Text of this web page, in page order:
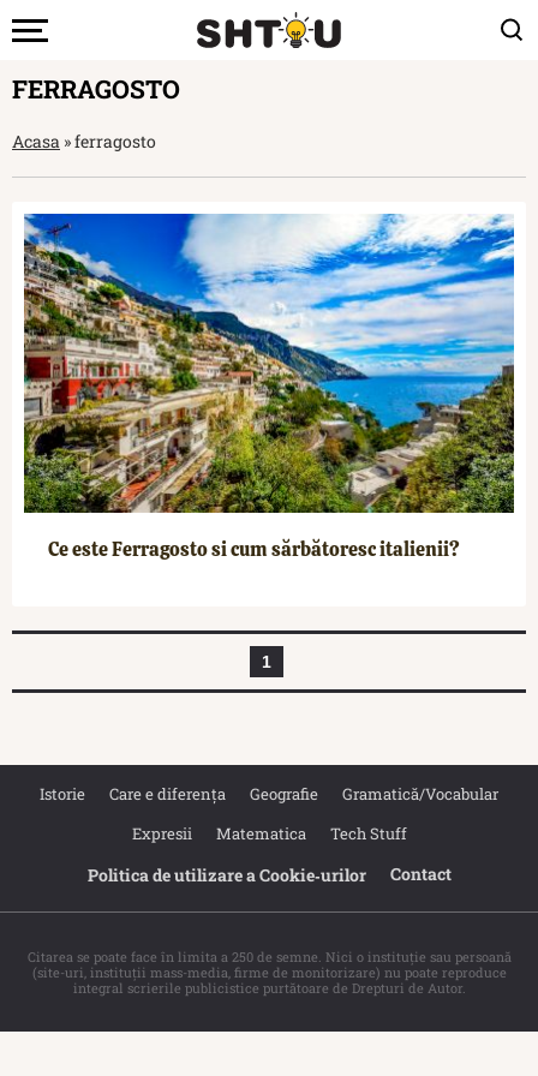
FERRAGOSTO
Acasa »ferragosto
Ce este Ferragosto si cum sărbătoresc italienii?
1
Istorie Care e diferența Geografie
Gramatică/Vocabular
Expresii
Matematica Tech Stuff
Politica de utilizare a Cookie‐urilor Contact
Citarea se poate face în limita a 250 de semne. Nici o instituţie sau persoană
(site-uri, instituţii mass-media, firme de monitorizare) nu poate reproduce
integral scrierile publicistice purtătoare de Drepturi de Autor.